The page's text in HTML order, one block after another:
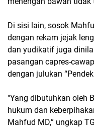
Di sisi lain, sosok
dengan rekam jejak
dan yudikatif juga
pasangan capres-
dengan julukan
"Yang dibutuhkan oleh
hukum dan
Mahfud MD,” ungkap